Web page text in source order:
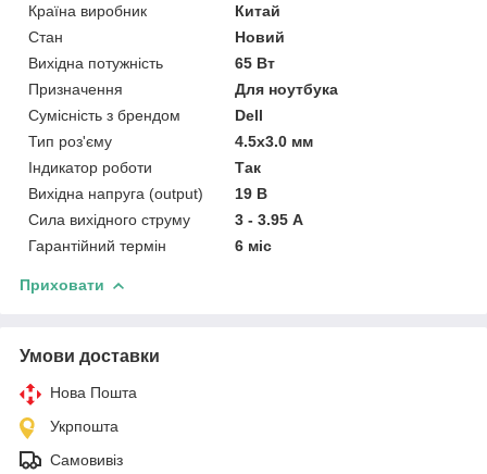
Країна виробник
Китай
Стан
Новий
Вихідна потужність
65 Вт
Призначення
Для ноутбука
Сумісність з брендом
Dell
Тип роз'єму
4.5x3.0 мм
Індикатор роботи
Так
Вихідна напруга (output)
19 В
Сила вихідного струму
3 - 3.95 А
Гарантійний термін
6 міс
Приховати
Умови доставки
Нова Пошта
Укрпошта
Самовивіз